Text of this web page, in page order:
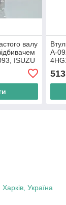
валу
ISUZU
А-
513
Україна